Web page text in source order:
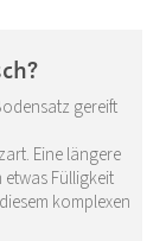
gereift
Eine längere
etwas Fülligkeit
komplexen